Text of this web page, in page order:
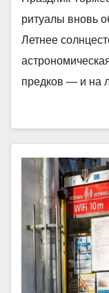
ритуалы вновь
Летнее
предков — и на